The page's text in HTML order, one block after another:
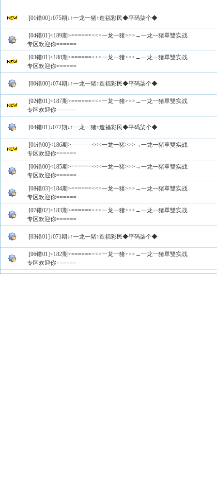
[01错00]↓075期↓↑一龙一猪↑造福彩民◆平码柒个◆
[04错01]<189期>======<<<一龙一猪>>>→一龙一猪單雙实战
专区欢迎你======
[03错01]<188期>======<<<一龙一猪>>>→一龙一猪單雙实战
专区欢迎你======
[00错00]↓074期↓↑一龙一猪↑造福彩民◆平码柒个◆
[02错01]<187期>======<<<一龙一猪>>>→一龙一猪單雙实战
专区欢迎你======
[04错01]↓072期↓↑一龙一猪↑造福彩民◆平码柒个◆
[01错00]<186期>======<<<一龙一猪>>>→一龙一猪單雙实战
专区欢迎你======
[00错00]<185期>======<<<一龙一猪>>>→一龙一猪單雙实战
专区欢迎你======
[08错03]<184期>======<<<一龙一猪>>>→一龙一猪單雙实战
专区欢迎你======
[07错02]<183期>======<<<一龙一猪>>>→一龙一猪單雙实战
专区欢迎你======
[03错01]↓071期↓↑一龙一猪↑造福彩民◆平码柒个◆
[06错01]<182期>======<<<一龙一猪>>>→一龙一猪單雙实战
专区欢迎你======